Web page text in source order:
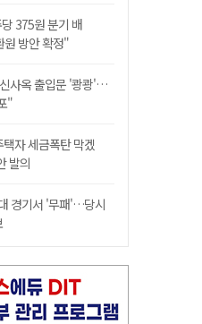
375원 분기 배
방안 확정"
사옥 출입문 '쾅쾅'…
"
자 세금폭탄 막겠
발의
경기서 '무패'…당시